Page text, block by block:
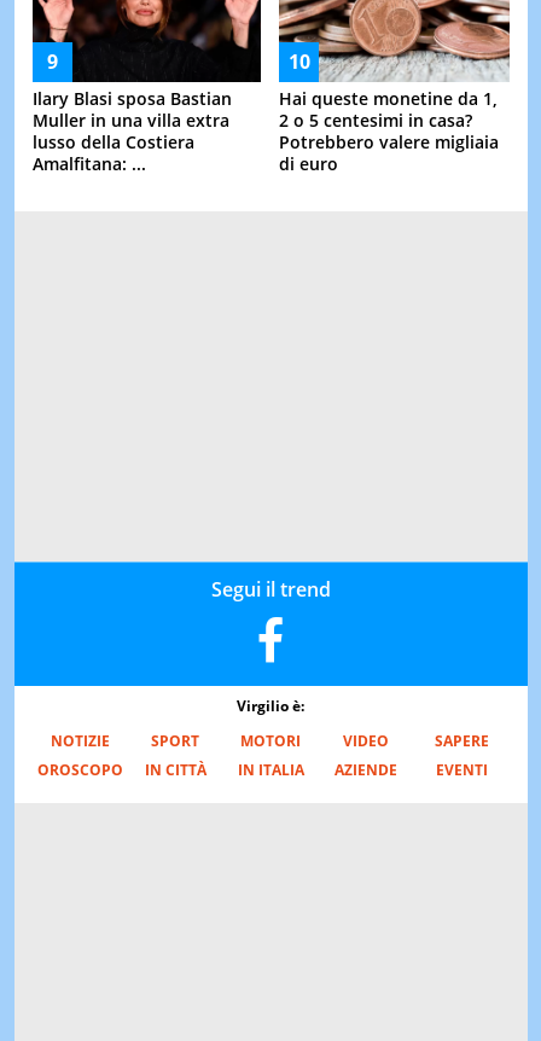
Ilary Blasi sposa Bastian
Muller in una villa extra
lusso della Costiera
Amalfitana: ...
Hai queste monetine da 1,
2 o 5 centesimi in casa?
Potrebbero valere migliaia
di euro
Segui il trend
Virgilio è:
NOTIZIE
SPORT MOTORI VIDEO
SAPERE
OROSCOPO
IN CITTÀ IN ITALIA AZIENDE EVENTI